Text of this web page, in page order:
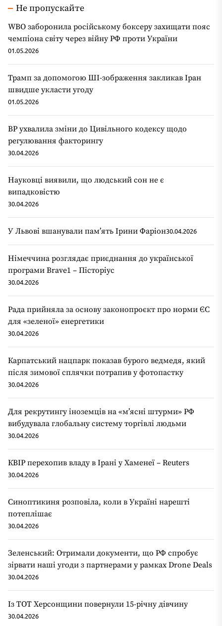
Не пропускайте
WBO заборонила російському боксеру захищати пояс
чемпіона світу через війну РФ проти України
01.05.2026
Трамп за допомогою ШІ-зображення закликав Іран
швидше укласти угоду
01.05.2026
ВР ухвалила зміни до Цивільного кодексу щодо
регулювання факторингу
30.04.2026
Науковці виявили, що людський сон не є
випадковістю
30.04.2026
У Львові вшанували пам’ять Ірини Фаріон30.04.2026
Німеччина розглядає приєднання до української
програми Brave1 – Пісторіус
30.04.2026
Рада прийняла за основу законопроєкт про норми ЄС
для «зеленої» енергетики
30.04.2026
Карпатський нацпарк показав бурого ведмедя, який
після зимової сплячки потрапив у фотопастку
30.04.2026
Для рекрутингу іноземців на «мʼясні штурми» РФ
вибудувала глобальну систему торгівлі людьми
30.04.2026
КВІР перехопив владу в Ірані у Хаменеї – Reuters
30.04.2026
Синоптикиня розповіла, коли в Україні нарешті
потеплішає
30.04.2026
Зеленський: Отримали документи, що РФ спробує
зірвати наші угоди з партнерами у рамках Drone Deals
30.04.2026
Із ТОТ Херсонщини повернули 15-річну дівчину
30.04.2026